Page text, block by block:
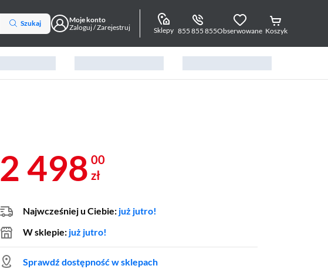
Szukaj
Moje konto
Zaloguj / Zarejestruj
Sklepy 855 855 855Obserwowane Koszyk
2 498 00
zł
Najwcześniej u Ciebie: już jutro!
W sklepie: już jutro!
Sprawdź dostępność w sklepach